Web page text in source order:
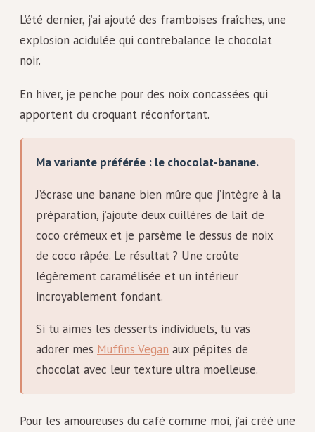
L’été dernier, j’ai ajouté des framboises fraîches, une
explosion acidulée qui contrebalance le chocolat
noir.
En hiver, je penche pour des noix concassées qui
apportent du croquant réconfortant.
Ma variante préférée : le chocolat-banane.
J’écrase une banane bien mûre que j’intègre à la
préparation, j’ajoute deux cuillères de lait de
coco crémeux et je parsème le dessus de noix
de coco râpée. Le résultat ? Une croûte
légèrement caramélisée et un intérieur
incroyablement fondant.
Si tu aimes les desserts individuels, tu vas
adorer mes Muffins Vegan aux pépites de
chocolat avec leur texture ultra moelleuse.
Pour les amoureuses du café comme moi, j’ai créé une